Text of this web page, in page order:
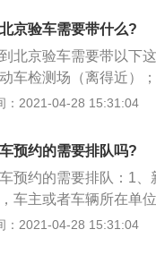
三脚架。外检结束后
口领取检测合格表；4
车完毕。领取年审贴
5、机动车审验可以
200元，扣3分。检车
京验车需要带什么?
北京验车需要带以下
车检测场（离得近）
，首先是车辆外观检
测完成后，工作人员
后续步棸即可（如果是
即可；3、如果不需
；4、总结下需要带
的不用带），三角警
：2021-04-28 15:31:04
预约的需要排队吗?
预约的需要排队：1
车主或者车辆所在单
后直接向公安交管部
：2021-04-28 15:31:04